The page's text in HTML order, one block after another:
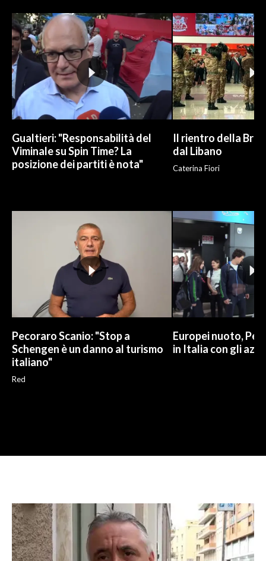
Gualtieri: "Responsabilità del
Viminale su Spin Time? La
posizione dei partiti è nota"
Il rientro della
dal Libano
Caterina Fiori
Pecoraro Scanio: "Stop a
Schengen è un danno al turismo
italiano"
Red
Europei nuoto,
in Italia con gli